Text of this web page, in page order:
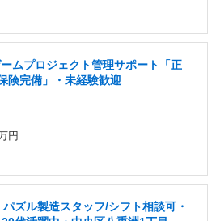
ムプロジェクト管理サポート「正
険完備」・未経験歓迎
円
パズル製造スタッフ/シフト相談可・